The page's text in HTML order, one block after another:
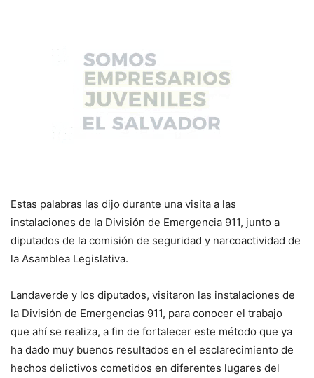
Estas palabras las dijo durante una visita a las
instalaciones de la División de Emergencia 911, junto a
diputados de la comisión de seguridad y narcoactividad de
la Asamblea Legislativa.
Landaverde y los diputados, visitaron las instalaciones de
la División de Emergencias 911, para conocer el trabajo
que ahí se realiza, a fin de fortalecer este método que ya
ha dado muy buenos resultados en el esclarecimiento de
hechos delictivos cometidos en diferentes lugares del